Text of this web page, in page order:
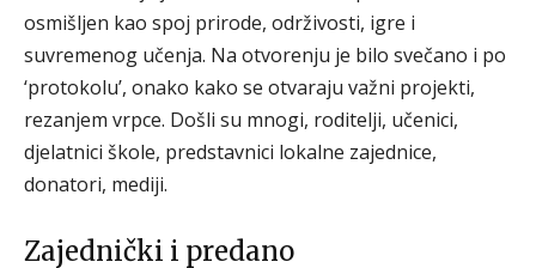
osmišljen kao spoj prirode, održivosti, igre i
suvremenog učenja. Na otvorenju je bilo svečano i po
‘protokolu’, onako kako se otvaraju važni projekti,
rezanjem vrpce. Došli su mnogi, roditelji, učenici,
djelatnici škole, predstavnici lokalne zajednice,
donatori, mediji.
Zajednički i predano